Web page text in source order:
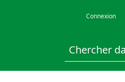
Connexion